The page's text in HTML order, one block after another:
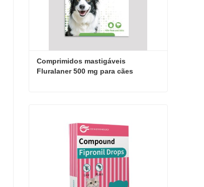
Comprimidos mastigáveis ​​
Fluralaner 500 mg para cães
Entre em contato agora